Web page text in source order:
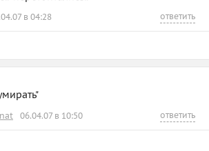
в 04:28 ответить
06.04.07 в 10:50 ответить